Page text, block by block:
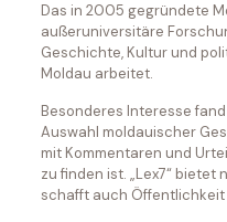
Das in 2005 gegründete
außeruniversitäre
Geschichte, Kultur und
Moldau arbeitet.
Besonderes Interesse fand
Auswahl moldauischer
mit Kommentaren und
zu finden ist. „Lex7“
schafft auch Öffentlichkeit